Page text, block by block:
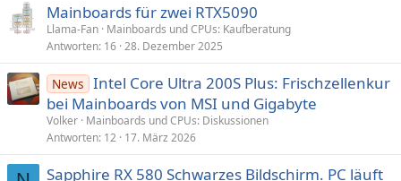
Mainboards für zwei RTX5090
Llama-Fan Mainboards und CPUs: Kaufberatung
Antworten 16 28. Dezember 2025
News Intel Core Ultra 200S Plus: Frischzellenkur
bei Mainboards von MSI und Gigabyte
Volker Mainboards und CPUs: Diskussionen
Antworten 12 17. März 2026
Sapphire RX 580 Schwarzes Bildschirm. PC läuft